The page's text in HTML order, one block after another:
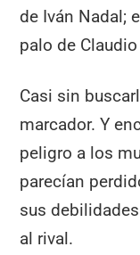
de Iván Nadal;
palo de
Casi sin
marcador. Y
peligro a los
parecían
sus
al rival.